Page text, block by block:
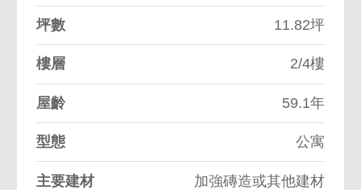
坪數 11.82坪
樓層 2/4樓
屋齡 59.1年
型態 公寓
主要建材 加強磚造或其他建材